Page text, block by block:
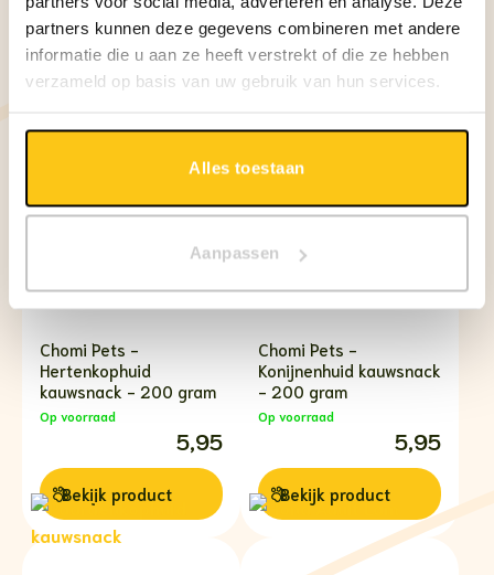
partners kunnen deze gegevens combineren met andere
informatie die u aan ze heeft verstrekt of die ze hebben
verzameld op basis van uw gebruik van hun services.
Alles toestaan
Aanpassen
kauwsnack - 150 gram
Op voorraad
4,95
kauwsnack - 200 gram
Op voorraad
5,99
Chomi Pets -
Hertenkophuid
kauwsnack - 200 gram
Op voorraad
5,95
Bekijk product
Chomi Pets -
Konijnenhuid kauwsnack
- 200 gram
Op voorraad
5,95
Bekijk product